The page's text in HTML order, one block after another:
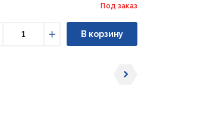
Под заказ
Увеличить
В корзину